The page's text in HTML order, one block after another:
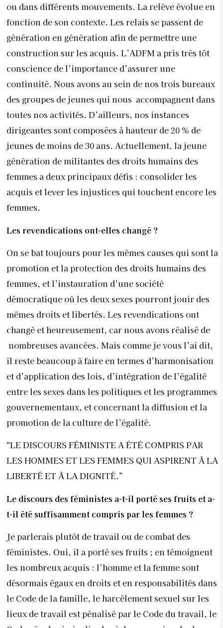
ou dans différents mouvements. La relève évolue en
fonction de son contexte. Les relais se passent de
génération en génération afin de permettre une
construction sur les acquis. L’ADFM a pris très tôt
conscience de l’importance d’assurer une
continuité. Nous avons au sein de nos trois bureaux
des groupes de jeunes qui nous accompagnent dans
toutes nos activités. D’ailleurs, nos instances
dirigeantes sont composées à hauteur de 20 % de
jeunes de moins de 30 ans. Actuellement, la jeune
génération de militantes des droits humains des
femmes a deux principaux défis : consolider les
acquis et lever les injustices qui touchent encore les
femmes.
Les revendications ont-elles changé ?
On se bat toujours pour les mêmes causes qui sont la
promotion et la protection des droits humains des
femmes, et l’instauration d’une société
démocratique où les deux sexes pourront jouir des
mêmes droits et libertés. Les revendications ont
changé et heureusement, car nous avons réalisé de
nombreuses avancées. Mais comme je vous l’ai dit,
il reste beaucoup à faire en termes d’harmonisation
et d’application des lois, d’intégration de l’égalité
entre les sexes dans les politiques et les programmes
gouvernementaux, et concernant la diffusion et la
promotion de la culture de l’égalité.
“LE DISCOURS FÉMINISTE A ÉTÉ COMPRIS PAR
LES HOMMES ET LES FEMMES QUI ASPIRENT À LA
LIBERTÉ ET À LA DIGNITÉ.”
Le discours des féministes a-t-il porté ses fruits et a-
t-il été suffisamment compris par les femmes ?
Je parlerais plutôt de travail ou de combat des
féministes. Oui, il a porté ses fruits ; en témoignent
les nombreux acquis : l’homme et la femme sont
désormais égaux en droits et en responsabilités dans
le Code de la famille, le harcèlement sexuel sur les
lieux de travail est pénalisé par le Code du travail, le